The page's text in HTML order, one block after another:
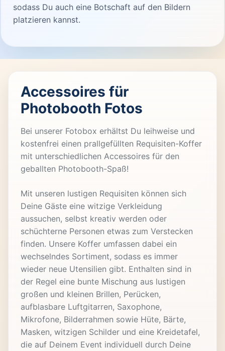
sodass Du auch eine Botschaft auf den Bildern
platzieren kannst.
Accessoires für
Photobooth Fotos
Bei unserer Fotobox erhältst Du leihweise und
kostenfrei einen prallgefüllten Requisiten-Koffer
mit unterschiedlichen Accessoires für den
geballten Photobooth-Spaß!
Mit unseren lustigen Requisiten können sich
Deine Gäste eine witzige Verkleidung
aussuchen, selbst kreativ werden oder
schüchterne Personen etwas zum Verstecken
finden. Unsere Koffer umfassen dabei ein
wechselndes Sortiment, sodass es immer
wieder neue Utensilien gibt. Enthalten sind in
der Regel eine bunte Mischung aus lustigen
großen und kleinen Brillen, Perücken,
aufblasbare Luftgitarren, Saxophone,
Mikrofone, Bilderrahmen sowie Hüte, Bärte,
Masken, witzigen Schilder und eine Kreidetafel,
die auf Deinem Event individuell durch Deine